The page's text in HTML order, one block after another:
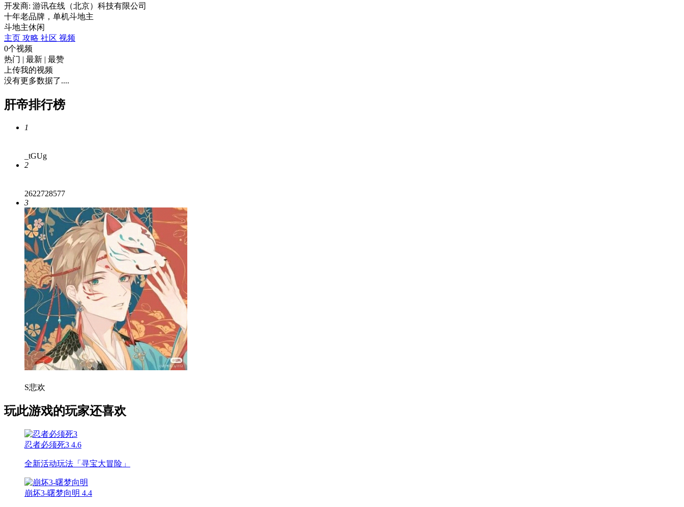
开发商: 游讯在线（北京）科技有限公司
十年老品牌，单机斗地主
斗地主休闲
主页 攻略 社区 视频
0个视频
热门 | 最新 | 最赞
上传我的视频
没有更多数据了....
肝帝排行榜
1
_tGUg
2
2622728577
3
S悲欢
玩此游戏的玩家还喜欢
忍者必须死3 4.6
全新活动玩法「寻宝大冒险」
崩坏3-曙梦向明 4.4